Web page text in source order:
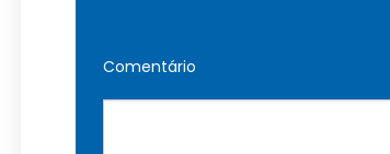
Comentário